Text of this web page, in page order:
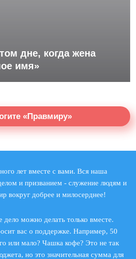
дне, когда жена
имя»
«Правмиру»
лет вместе с вами. Вся наша
и призванием - служение людям и
вокруг добрее и милосерднее!
можно делать только вместе.
вас о поддержке. Например, 50
или мало? Чашка кофе? Это не так
но это значительная сумма для